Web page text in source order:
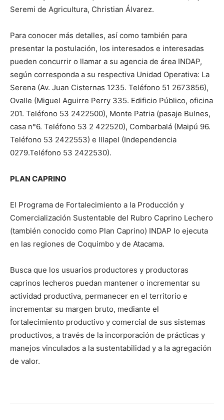
Seremi de Agricultura, Christian Álvarez.
Para conocer más detalles, así como también para
presentar la postulación, los interesados e interesadas
pueden concurrir o llamar a su agencia de área INDAP,
según corresponda a su respectiva Unidad Operativa: La
Serena (Av. Juan Cisternas 1235. Teléfono 51 2673856),
Ovalle (Miguel Aguirre Perry 335. Edificio Público, oficina
201. Teléfono 53 2422500), Monte Patria (pasaje Bulnes,
casa n°6. Teléfono 53 2 422520), Combarbalá (Maipú 96.
Teléfono 53 2422553) e Illapel (Independencia
0279.Teléfono 53 2422530).
PLAN CAPRINO
El Programa de Fortalecimiento a la Producción y
Comercialización Sustentable del Rubro Caprino Lechero
(también conocido como Plan Caprino) INDAP lo ejecuta
en las regiones de Coquimbo y de Atacama.
Busca que los usuarios productores y productoras
caprinos lecheros puedan mantener o incrementar su
actividad productiva, permanecer en el territorio e
incrementar su margen bruto, mediante el
fortalecimiento productivo y comercial de sus sistemas
productivos, a través de la incorporación de prácticas y
manejos vinculados a la sustentabilidad y a la agregación
de valor.